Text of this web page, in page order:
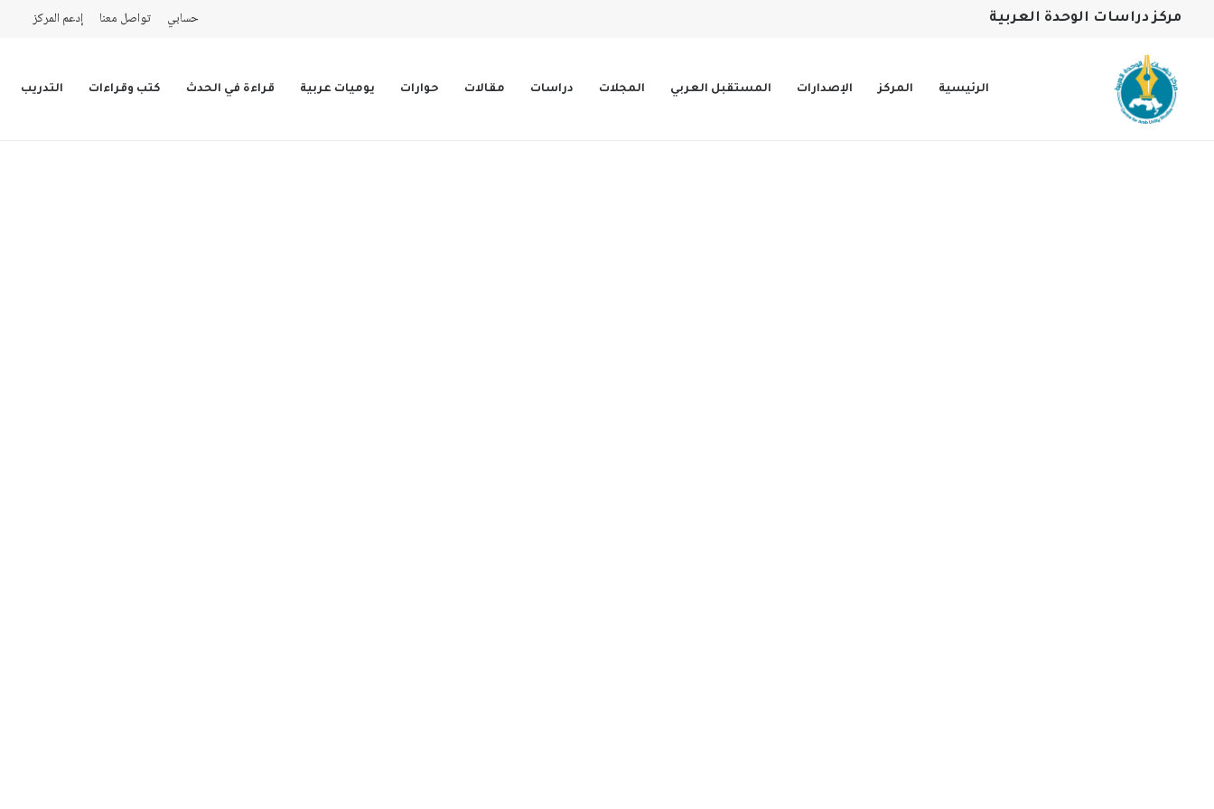
مركز دراسات الوحدة العربية حسابي تواصل معنا إدعم المركز
الرئيسية المركز الإصدارات المستقبل العربي المجلات دراسات مقالات حوارات يوميات عربية قراءة في الحدث كتب وقراءات التدريب